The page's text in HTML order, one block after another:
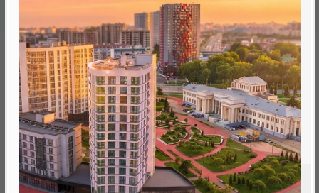
26.4 "Марракеш" квартал "Африка"
26.4 "Марракеш" квартал
"Африка"
от 0 BYN (0 USD)
Минск, Октябрьский, Леонида Левина ул.
метро «Ковальская Слобода», 566 м